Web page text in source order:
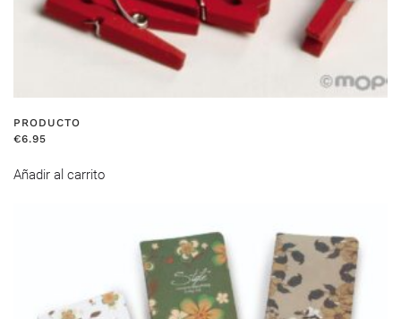
PRODUCTO
€6.95
Añadir al carrito